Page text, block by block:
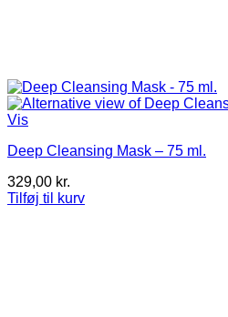
Vis
Deep Cleansing Mask – 75 ml.
329,00 kr.
Tilføj til kurv